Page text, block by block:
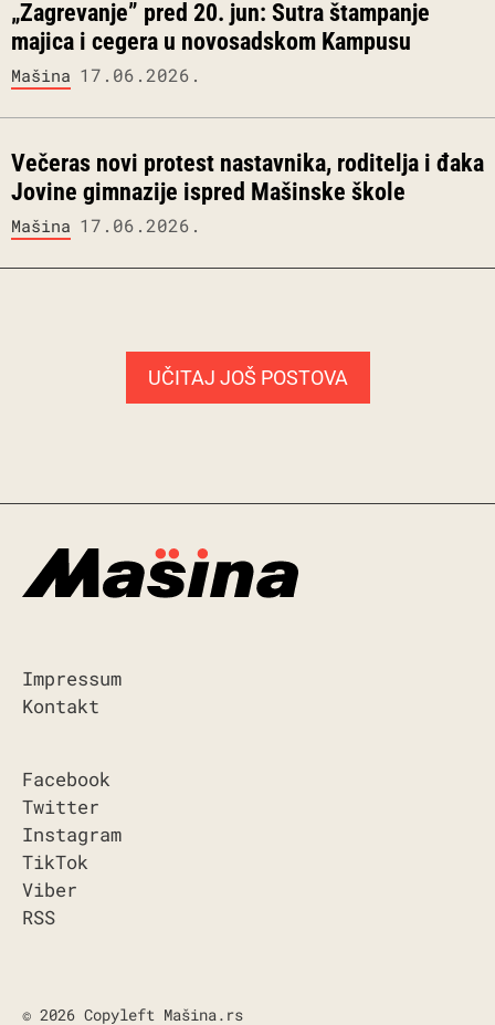
„Zagrevanje” pred 20. jun: Sutra štampanje
majica i cegera u novosadskom Kampusu
Mašina 17.06.2026.
Večeras novi protest nastavnika, roditelja i đaka
Jovine gimnazije ispred Mašinske škole
Mašina 17.06.2026.
UČITAJ JOŠ POSTOVA
Impressum
Kontakt
Facebook
Twitter
Instagram
TikTok
Viber
RSS
© 2026 Copyleft Mašina.rs